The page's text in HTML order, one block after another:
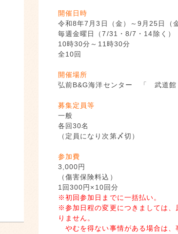
開催日時
令和8年7月3日（金）～9月25日（金
毎週金曜日（7/31・8/7・14除く）
10時30分～11時30分
全10回
開催場所
弘前B&G海洋センター 「 武道
募集定員等
一般
各回30名
（定員になり次第〆切）
参加費
3,000円
（傷害保険料込）
1回300円×10回分
※初回参加日までに一括払い。
※参加日程の変更につきましては、
りません。
やむを得ない事情がある場合は、